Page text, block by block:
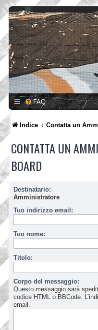
FAQ
Indice Contatta un
CONTATTA UN
BOARD
Destinatario:
Amministratore
Tuo indirizzo email:
Tuo nome:
Titolo:
Corpo del messaggio:
Questo messaggio sarà
codice HTML o BBCode.
email.